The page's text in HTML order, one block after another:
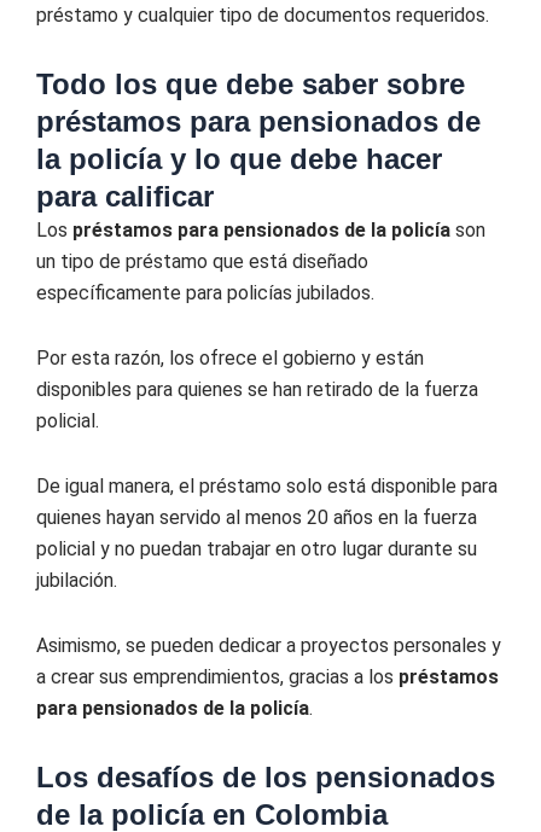
préstamo y cualquier tipo de documentos requeridos.
Todo los que debe saber sobre
préstamos para pensionados de
la policía y lo que debe hacer
para calificar
Los préstamos para pensionados de la policía son
un tipo de préstamo que está diseñado
específicamente para policías jubilados.
Por esta razón, los ofrece el gobierno y están
disponibles para quienes se han retirado de la fuerza
policial.
De igual manera, el préstamo solo está disponible para
quienes hayan servido al menos 20 años en la fuerza
policial y no puedan trabajar en otro lugar durante su
jubilación.
Asimismo, se pueden dedicar a proyectos personales y
a crear sus emprendimientos, gracias a los préstamos
para pensionados de la policía.
Los desafíos de los pensionados
de la policía en Colombia